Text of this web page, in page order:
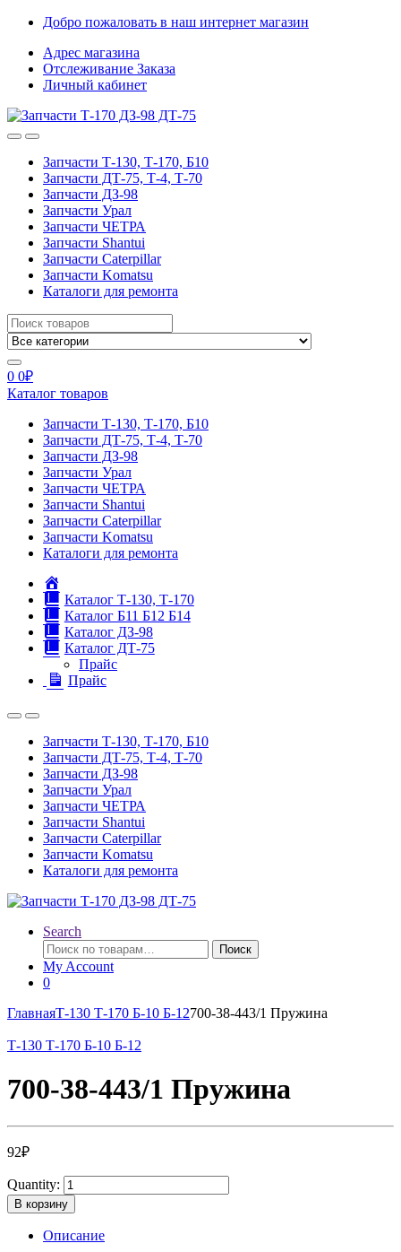
Skip
navigation
Skip
content
Добро пожаловать в наш интернет магазин
Адрес магазина
Отслеживание Заказа
Личный кабинет
Запчасти Т-130, Т-170, Б10
Запчасти ДТ-75, Т-4, Т-70
Запчасти ДЗ-98
Запчасти Урал
Запчасти ЧЕТРА
Запчасти Shantui
Запчасти Caterpillar
Запчасти Komatsu
Каталоги для ремонта
Search
for:
0 0₽
Каталог товаров
Запчасти Т-130, Т-170, Б10
Запчасти ДТ-75, Т-4, Т-70
Запчасти ДЗ-98
Запчасти Урал
Запчасти ЧЕТРА
Запчасти Shantui
Запчасти Caterpillar
Запчасти Komatsu
Каталоги для ремонта
Каталог Т-130, Т-170
Каталог Б11 Б12 Б14
Каталог ДЗ-98
Каталог ДТ-75
Прайс
Прайс
Запчасти Т-130, Т-170, Б10
Запчасти ДТ-75, Т-4, Т-70
Запчасти ДЗ-98
Запчасти Урал
Запчасти ЧЕТРА
Запчасти Shantui
Запчасти Caterpillar
Запчасти Komatsu
Каталоги для ремонта
Search
Искать:
Поиск
My Account
0
ГлавнаяТ-130 Т-170 Б-10 Б-12700-38-443/1 Пружина
Т-130 Т-170 Б-10 Б-12
700-38-443/1 Пружина
92₽
Quantity:
В корзину
Описание